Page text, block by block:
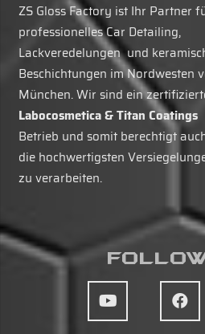
ZS Gloss Factory ist Ihr Partner
professionelles Car Detailing,
Lackveredelungen und
Beschichtungen im Nordwesten
München. Wir sind ein
Labocosmetica & Titan Coatings
Betrieb und somit berechtigt
die hochwertigsten
zu verarbeiten.